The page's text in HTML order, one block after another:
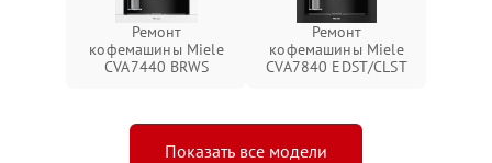
Ремонт
кофемашины Miele
CVA7440 BRWS
Ремонт
кофемашины Miele
CVA7840 EDST/CLST
Показать все модели